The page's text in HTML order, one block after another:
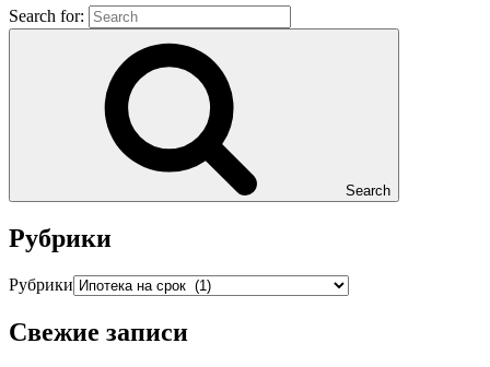
Search for:
Search
Рубрики
Рубрики
Свежие записи